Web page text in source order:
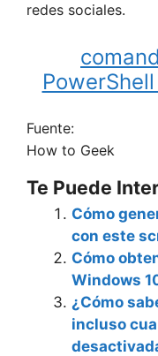
redes sociales.
Fuente:
How to Geek
Te Puede
Cómo
con este
Cómo
Windows
¿Cómo
incluso